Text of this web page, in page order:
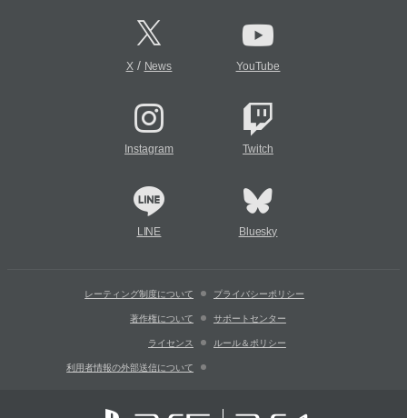
X/ News YouTube
Instagram Twitch
LINE Bluesky
レーティング制度について プライバシーポリシー
著作権について サポートセンター
ライセンス ルール＆ポリシー
利用者情報の外部送信について